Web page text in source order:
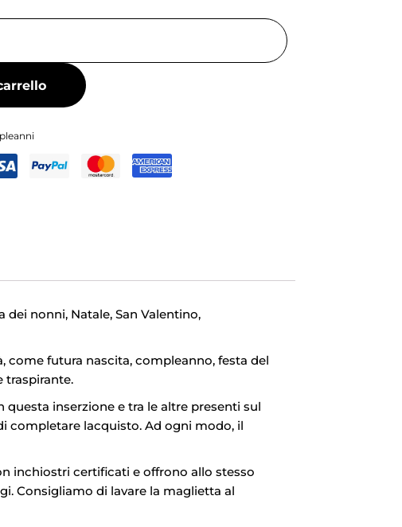
nonni, Natale, San Valentino,
come futura nascita, compleanno, festa del
traspirante.
inserzione e tra le altre presenti sul
completare lacquisto. Ad ogni modo, il
inchiostri certificati e offrono allo stesso
Consigliamo di lavare la maglietta al